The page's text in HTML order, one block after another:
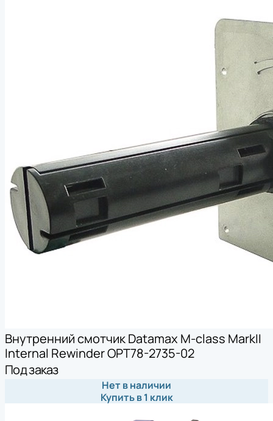
Внутренний смотчик Datamax M-class MarkII
Internal Rewinder OPT78-2735-02
Под заказ
Нет в наличии
Купить в 1 клик